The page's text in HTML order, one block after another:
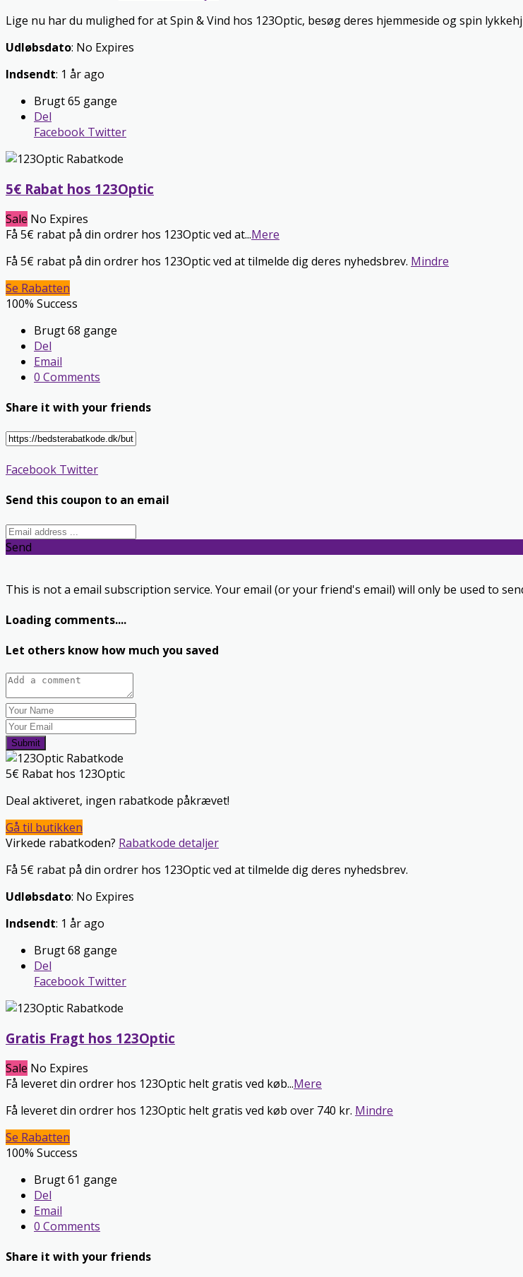
Lige nu har du mulighed for at Spin & Vind hos 123Optic, besøg deres hjemmeside og spin
Udløbsdato: No Expires
Indsendt: 1 år ago
Brugt 65 gange
Del
Facebook Twitter
5€ Rabat hos 123Optic
Sale No Expires
Få 5€ rabat på din ordrer hos 123Optic ved at...Mere
Få 5€ rabat på din ordrer hos 123Optic ved at tilmelde dig deres nyhedsbrev. Mindre
Se Rabatten
100% Success
Brugt 68 gange
Del
Email
0 Comments
Share it with your friends
Facebook Twitter
Send this coupon to an email
Send
This is not a email subscription service. Your email (or your friend's email) will only be used to
Loading comments....
Let others know how much you saved
Submit
5€ Rabat hos 123Optic
Deal aktiveret, ingen rabatkode påkrævet!
Gå til butikken
Virkede rabatkoden? Rabatkode detaljer
Få 5€ rabat på din ordrer hos 123Optic ved at tilmelde dig deres nyhedsbrev.
Udløbsdato: No Expires
Indsendt: 1 år ago
Brugt 68 gange
Del
Facebook Twitter
Gratis Fragt hos 123Optic
Sale No Expires
Få leveret din ordrer hos 123Optic helt gratis ved køb...Mere
Få leveret din ordrer hos 123Optic helt gratis ved køb over 740 kr. Mindre
Se Rabatten
100% Success
Brugt 61 gange
Del
Email
0 Comments
Share it with your friends